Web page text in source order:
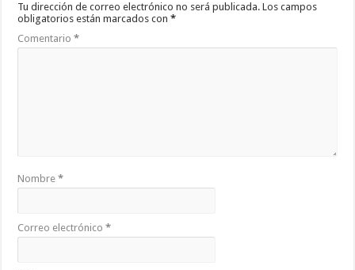
Tu dirección de correo electrónico no será publicada. Los campos
obligatorios están marcados con*
Comentario*
Nombre*
Correo electrónico*